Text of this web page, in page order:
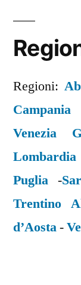
Regioni:
Campania
Venezia
Lombardia
Puglia -
Trentino
d’Aosta-